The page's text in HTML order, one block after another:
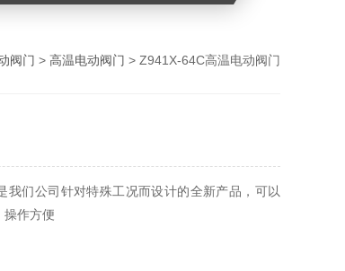
阀门 > 高温电动阀门 > Z941X-64C高温电动阀门
我们公司针对特殊工况而设计的全新产品，可以
操作方便